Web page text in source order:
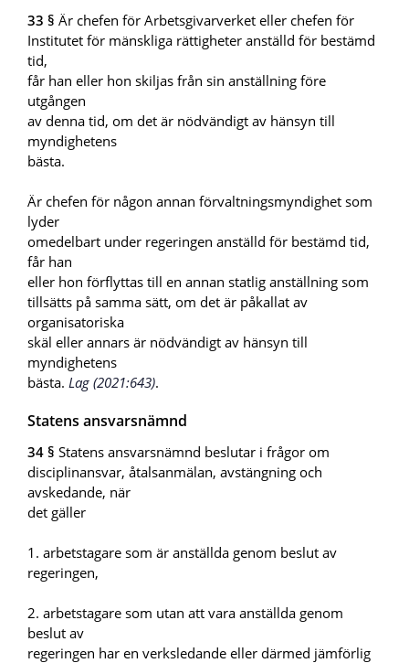
33 § Är chefen för Arbetsgivarverket eller chefen för
Institutet för mänskliga rättigheter anställd för bestämd
tid,
får han eller hon skiljas från sin anställning före
utgången
av denna tid, om det är nödvändigt av hänsyn till
myndighetens
bästa.
Är chefen för någon annan förvaltningsmyndighet som
lyder
omedelbart under regeringen anställd för bestämd tid,
får han
eller hon förflyttas till en annan statlig anställning som
tillsätts på samma sätt, om det är påkallat av
organisatoriska
skäl eller annars är nödvändigt av hänsyn till
myndighetens
bästa. Lag (2021:643).
Statens ansvarsnämnd
34 § Statens ansvarsnämnd beslutar i frågor om
disciplinansvar, åtalsanmälan, avstängning och
avskedande, när
det gäller
1. arbetstagare som är anställda genom beslut av
regeringen,
2. arbetstagare som utan att vara anställda genom
beslut av
regeringen har en verksledande eller därmed jämförlig